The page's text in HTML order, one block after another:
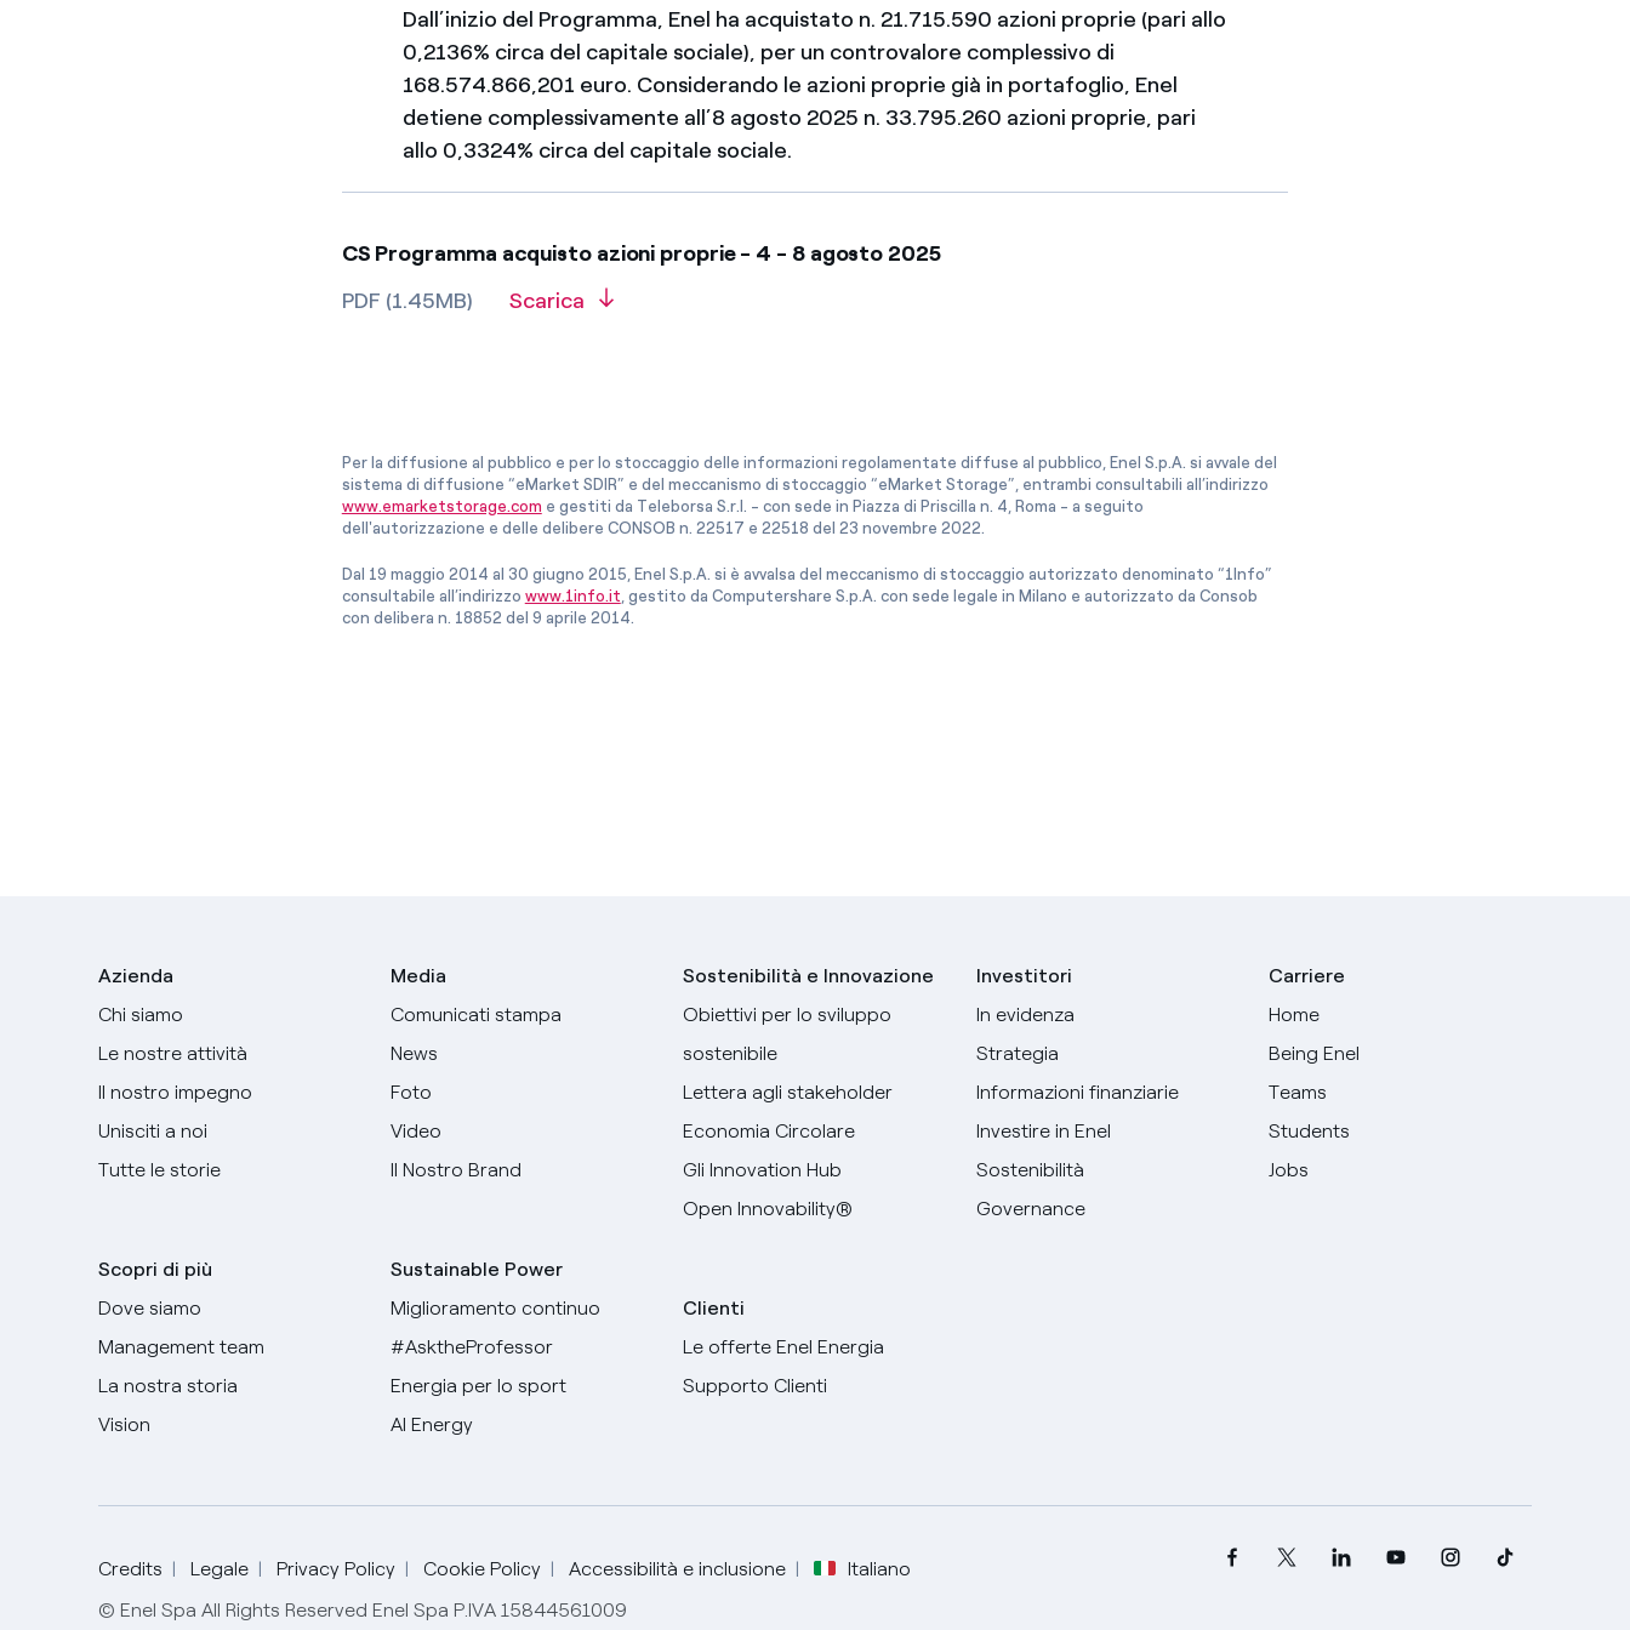
Dall’inizio del Programma, Enel ha acquistato n. 21.715.590 azioni proprie (pari allo
0,2136% circa del capitale sociale), per un controvalore complessivo di
168.574.866,201 euro. Considerando le azioni proprie già in portafoglio, Enel
detiene complessivamente all’8 agosto 2025 n. 33.795.260 azioni proprie, pari
allo 0,3324% circa del capitale sociale.
CS Programma acquisto azioni proprie - 4 - 8 agosto 2025
PDF (1.45MB)
Scarica
Per la diffusione al pubblico e per lo stoccaggio delle informazioni regolamentate diffuse al pubblico, Enel S.p.A. si avvale del
sistema di diffusione “eMarket SDIR” e del meccanismo di stoccaggio “eMarket Storage”, entrambi consultabili all’indirizzo
www.emarketstorage.com e gestiti da Teleborsa S.r.l. - con sede in Piazza di Priscilla n. 4, Roma - a seguito
dell'autorizzazione e delle delibere CONSOB n. 22517 e 22518 del 23 novembre 2022.
Dal 19 maggio 2014 al 30 giugno 2015, Enel S.p.A. si è avvalsa del meccanismo di stoccaggio autorizzato denominato “1Info”
consultabile all’indirizzo www.1info.it , gestito da Computershare S.p.A. con sede legale in Milano e autorizzato da Consob
con delibera n. 18852 del 9 aprile 2014.
Azienda
Chi siamo
Le nostre attività
Il nostro impegno
Unisciti a noi
Tutte le storie
Scopri di più
Dove siamo
Management team
La nostra storia
Vision
Media
Comunicati stampa
News
Foto
Video
Il Nostro Brand
Sustainable Power
Miglioramento continuo
#AsktheProfessor
Energia per lo sport
AI Energy
Sostenibilità e Innovazione
Obiettivi per lo sviluppo
sostenibile
Lettera agli stakeholder
Economia Circolare
Gli Innovation Hub
Open Innovability®
Clienti
Le offerte Enel Energia
Supporto Clienti
Investitori
In evidenza
Strategia
Informazioni finanziarie
Investire in Enel
Sostenibilità
Governance
Carriere
Home
Being Enel
Teams
Students
Jobs
Credits Legale Privacy Policy Cookie Policy Accessibilità e inclusione Italiano
Italiano
© Enel Spa All Rights Reserved Enel Spa P.IVA 15844561009